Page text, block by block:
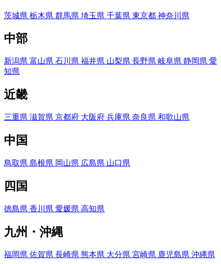
茨城県 栃木県 群馬県 埼玉県 千葉県 東京都 神奈川県
中部
新潟県 富山県 石川県 福井県 山梨県 長野県 岐阜県 静岡県 愛
知県
近畿
三重県 滋賀県 京都府 大阪府 兵庫県 奈良県 和歌山県
中国
鳥取県 島根県 岡山県 広島県 山口県
四国
徳島県 香川県 愛媛県 高知県
九州・沖縄
福岡県 佐賀県 長崎県 熊本県 大分県 宮崎県 鹿児島県 沖縄県